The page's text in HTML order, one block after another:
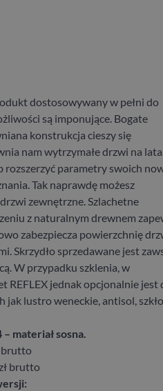
dostosowywany w pełni do
są imponujące. Bogate
konstrukcja cieszy się
nam wytrzymałe drzwi na
rozszerzyć parametry swoich
Tak naprawdę możesz
zewnętrzne. Szlachetne
z naturalnym drewnem
zabezpiecza powierzchnię
Skrzydło sprzedawane jest
W przypadku szklenia, w
REFLEX jednak opcjonalnie jest
lustro weneckie, antisol, szkło
materiał sosna.
brutto
brutto